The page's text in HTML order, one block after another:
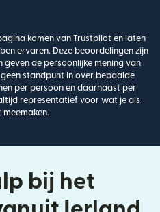
komen van Trustpilot en laten
ervaren. Deze beoordelingen zijn
de persoonlijke mening van
standpunt in over bepaalde
per persoon en daarnaast per
representatief voor wat je als
meemaken.
bij het